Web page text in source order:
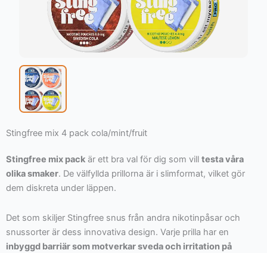
Stingfree mix 4 pack cola/mint/fruit
Stingfree mix pack är ett bra val för dig som vill testa våra
olika smaker. De välfyllda prillorna är i slimformat, vilket gör
dem diskreta under läppen.
Det som skiljer Stingfree snus från andra nikotinpåsar och
snussorter är dess innovativa design. Varje prilla har en
inbyggd barriär som motverkar sveda och irritation på